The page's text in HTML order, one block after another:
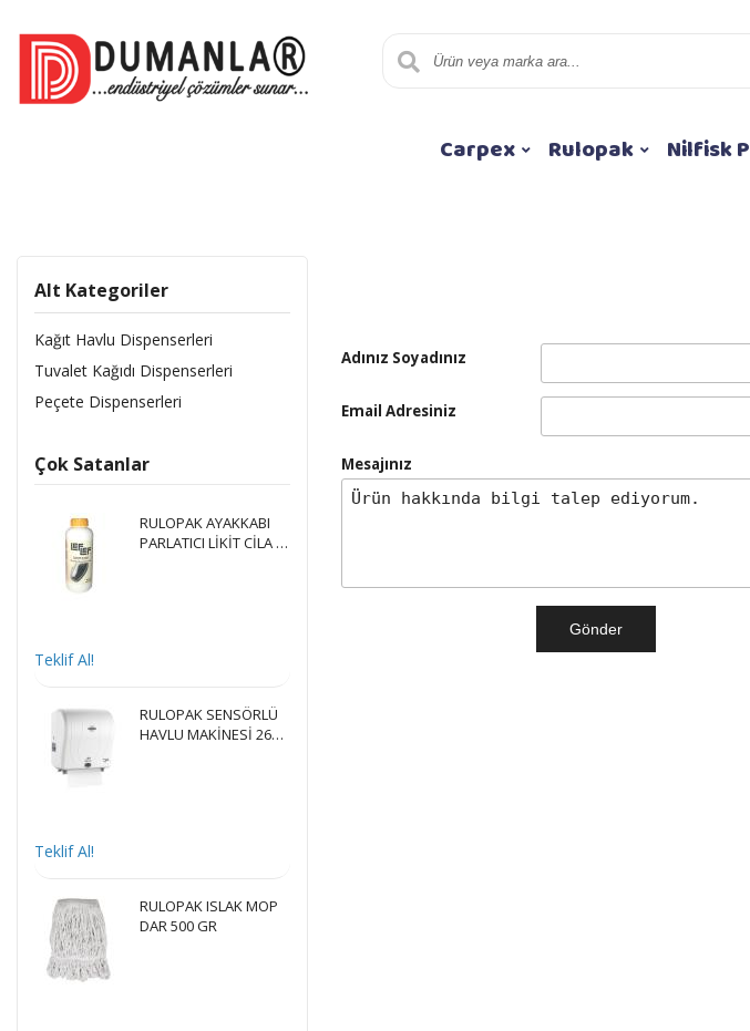
Carpex Rulopak Nilfisk
Alt Kategoriler
Kağıt Havlu Dispenserleri
Tuvalet Kağıdı Dispenserleri
Peçete Dispenserleri
Çok Satanlar
RULOPAK AYAKKABI
PARLATICI LİKİT CİLA 1
Teklif Al!
RULOPAK SENSÖRLÜ
HAVLU MAKİNESİ 26
Teklif Al!
RULOPAK ISLAK MOP
DAR 500 GR
Adınız Soyadınız
Email Adresiniz
Mesajınız